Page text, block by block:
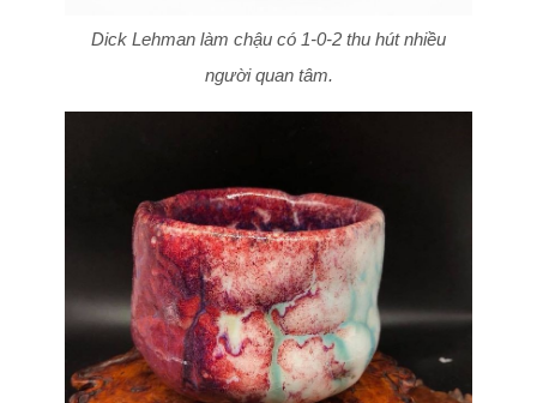
Dick Lehman làm chậu có 1-0-2 thu hút nhiều
người quan tâm.